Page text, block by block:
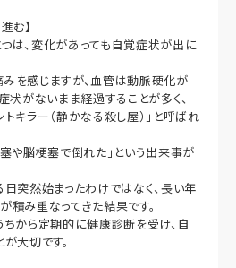
む】
は、変化があっても自覚症状が出に
を感じますが、血管は動脈硬化が
状がないまま経過することが多く、
キラー（静かなる殺し屋）」と呼ばれ
や脳梗塞で倒れた」という出来事が
日突然始まったわけではなく、長い年
積み重なってきた結果です。
ちから定期的に健康診断を受け、自
大切です。